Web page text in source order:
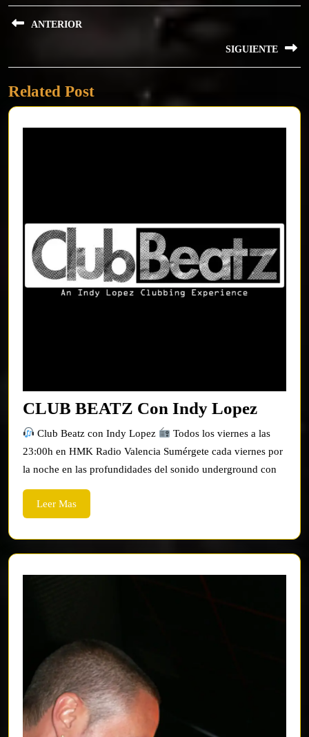
Navegación
ANTERIOR
post:
SIGUIENTE
Next
post:
Related Post
CLUB BEATZ Con Indy LopezCLUB
Con
Indy
Club Beatz con Indy Lopez
Todos los viernes a las
23:00h en HMK Radio Valencia Sumérgete cada viernes por
la noche en las profundidades del sonido underground con
Leer MasLeer
Mas